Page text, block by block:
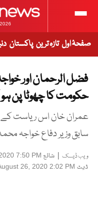
صفحۂ اول تازہ ترین پاکستان
فضل الرحمان اور
حکومت کا چھوٹا پن ہو
عمران خان اس ریاست کے
سابق وزیر دفاع خواجہ
ویب ڈیسک | شائع 7:50 PM
ڈیٹ 26, 2020 2:02 PM